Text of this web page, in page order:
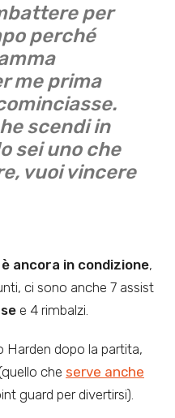
per
perché
me prima
scendi in
sei uno che
vuoi vincere
ancora in condizione,
ci sono anche 7 assist
e 4 rimbalzi.
Harden dopo la partita,
che serve anche
guard per divertirsi).